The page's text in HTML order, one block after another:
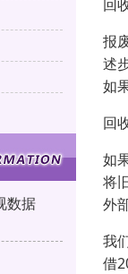
数据
回
报
述
如
回
如
将
外
我
借